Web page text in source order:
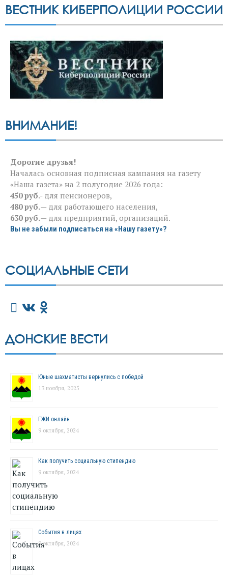
ВЕСТНИК КИБЕРПОЛИЦИИ РОССИИ
ВНИМАНИЕ!
Дорогие друзья!
Началась основная подписная кампания на газету
«Наша газета» на 2 полугодие 2026 года:
450 руб.- для пенсионеров,
480 руб.— для работающего населения,
630 руб.— для предприятий, организаций.
Вы не забыли подписаться на «Нашу газету»?
СОЦИАЛЬНЫЕ СЕТИ
ДОНСКИЕ ВЕСТИ
Юные шахматисты вернулись с победой
13 ноября, 2025
ГЖИ онлайн
9 октября, 2024
Как получить социальную стипендию
9 октября, 2024
События в лицах
9 октября, 2024